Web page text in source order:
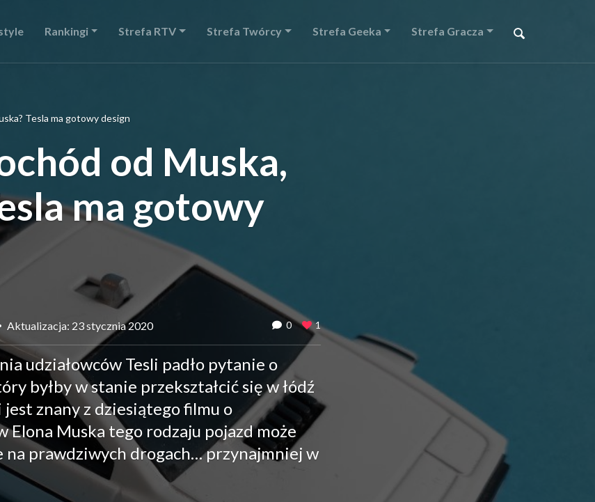
Rankingi Strefa RTV Strefa Twórcy Strefa Geeka Strefa Gracza
Tesla ma gotowy design
od Muska,
ma gotowy
Aktualizacja: 23 stycznia 2020 0 1
udziałowców Tesli padło pytanie o
byłby w stanie przekształcić się w łódź
znany z dziesiątego filmu o
Elona Muska tego rodzaju pojazd może
na prawdziwych drogach… przynajmniej w